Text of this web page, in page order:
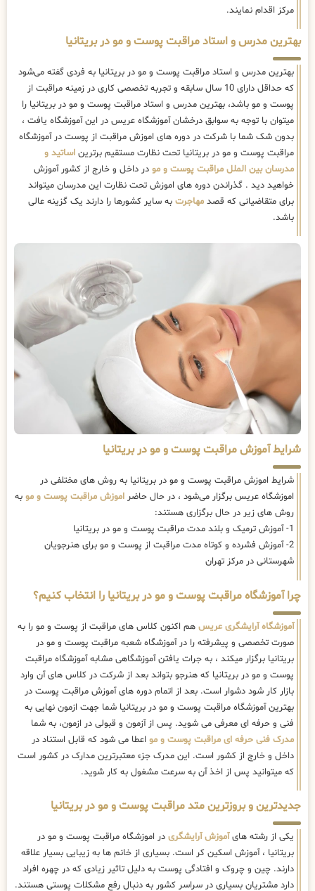
مرکز اقدام نمایند.
بهترین مدرس و استاد مراقبت پوست و مو در بریتانیا
بهترین مدرس و استاد مراقبت پوست و مو در بریتانیا به فردی گفته می‌شود
که حداقل دارای 10 سال سابقه و تجربه تخصصی کاری در زمینه مراقبت از
پوست و مو باشد، بهترین مدرس و استاد مراقبت پوست و مو در بریتانیا را
میتوان با توجه به سوابق درخشان آموزشگاه عریس در این آموزشگاه یافت ،
بدون شک شما با شرکت در دوره های اموزش مراقبت از پوست در آموزشگاه
مراقبت پوست و مو در بریتانیا تحت نظارت مستقیم برترین اساتید و
مدرسان بین الملل مراقبت پوست و مو در داخل و خارج از کشور آموزش
خواهید دید . گذراندن دوره های اموزش تحت نظارت این مدرسان میتواند
برای متقاضیانی که قصد مهاجرت به سایر کشورها را دارند یک گزینه عالی
باشد.
شرایط آموزش مراقبت پوست و مو در بریتانیا
شرایط اموزش مراقبت پوست و مو در بریتانیا به روش های مختلفی در
اموزشگاه عریس برگزار می‌شود ، در حال حاضر اموزش مراقبت پوست و مو به
روش های زیر در حال برگزاری هستند:
1- آموزش ترمیک و بلند مدت مراقبت پوست و مو در بریتانیا
2- آموزش فشرده و کوتاه مدت مراقبت از پوست و مو برای هنرجویان
شهرستانی در مرکز تهران
چرا آموزشگاه مراقبت پوست و مو در بریتانیا را انتخاب کنیم؟
آموزشگاه آرایشگری عریس هم اکنون کلاس های مراقبت از پوست و مو را به
صورت تخصصی و پیشرفته را در آموزشگاه شعبه مراقبت پوست و مو در
بریتانیا برگزار میکند ، به جرات یافتن آموزشگاهی مشابه آموزشگاه مراقبت
پوست و مو در بریتانیا که هنرجو بتواند بعد از شرکت در کلاس های آن وارد
بازار کار شود دشوار است. بعد از اتمام دوره های آموزش مراقبت پوست در
بهترین آموزشگاه مراقبت پوست و مو در بریتانیا شما جهت ازمون نهایی به
فنی و حرفه ای معرفی می شوید. پس از آزمون و قبولی در ازمون، به شما
مدرک فنی حرفه ای مراقبت پوست و مو اعطا می شود که قابل استناد در
داخل و خارج از کشور است. این مدرک جزء معتبرترین مدارک در کشور است
که میتوانید پس از اخذ آن به سرعت مشغول به کار شوید.
جدیدترین و بروزترین متد مراقبت پوست و مو در بریتانیا
یکی از رشته هایآموزش آرایشگری در اموزشگاه مراقبت پوست و مو در
بریتانیا ، آموزش اسکین کر است. بسیاری از خانم ها به زیبایی بسیار علاقه
دارند. چین و چروک و افتادگی پوست به دلیل تاثیر زیادی که در چهره افراد
دارد مشتریان بسیاری در سراسر کشور به دنبال رفع مشکلات پوستی هستند.